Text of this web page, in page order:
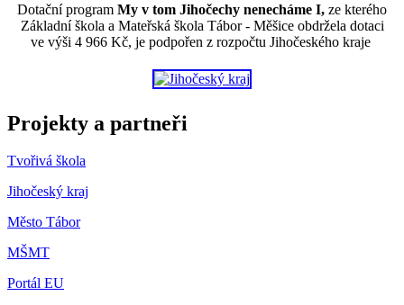
Dotační program My v tom Jihočechy nenecháme I, ze kterého
Základní škola a Mateřská škola Tábor - Měšice obdržela dotaci
ve výši 4 966 Kč, je podpořen z rozpočtu Jihočeského kraje
Projekty a partneři
Tvořivá škola
Jihočeský kraj
Město Tábor
MŠMT
Portál EU